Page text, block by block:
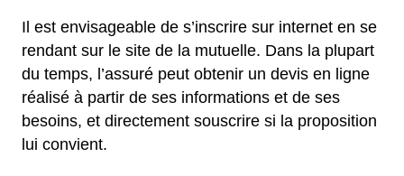
Il est envisageable de s’inscrire sur internet en se
rendant sur le site de la mutuelle. Dans la plupart
du temps, l’assuré peut obtenir un devis en ligne
réalisé à partir de ses informations et de ses
besoins, et directement souscrire si la proposition
lui convient.